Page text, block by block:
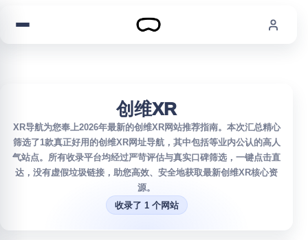
创维XR
XR导航为您奉上2026年最新的创维XR网站推荐指南。本次汇总精心
筛选了1款真正好用的创维XR网址导航，其中包括等业内公认的高人
气站点。所有收录平台均经过严苛评估与真实口碑筛选，一键点击直
达，没有虚假垃圾链接，助您高效、安全地获取最新创维XR核心资
源。
收录了 1 个网站